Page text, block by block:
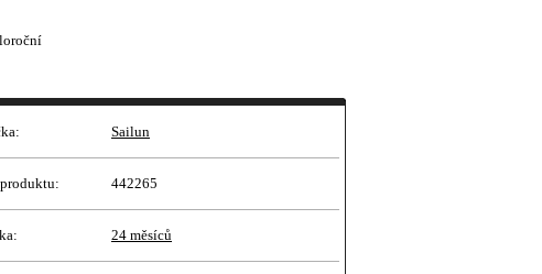
Sailun
442265
24 měsíců